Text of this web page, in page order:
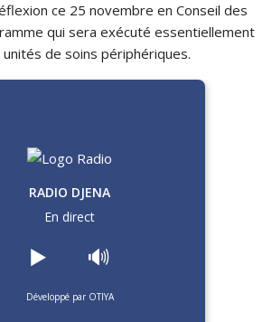
ce 25 novembre en Conseil des
qui sera exécuté essentiellement
unités de soins périphériques.
RADIO DJENA
En direct
▶️ 🔊
Développé par OTIYA